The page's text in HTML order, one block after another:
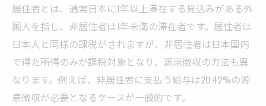
28時間超勤務で発生する税金優遇や免除の
盲点
外国人雇用で違反を防ぐための勤務管理ポ
イント
免除や優遇制度が及ぼす税制の影響とは
居住者とは、通常日本に1年以上滞在する見込みがある外
国人を指し、非居住者は1年未満の滞在者です。居住者は
日本人と同様の課税がされますが、非居住者は日本国内
で得た所得のみが課税対象となり、源泉徴収の方法も異
なります。例えば、非居住者に支払う給与は20.42%の源
泉徴収が必要となるケースが一般的です。